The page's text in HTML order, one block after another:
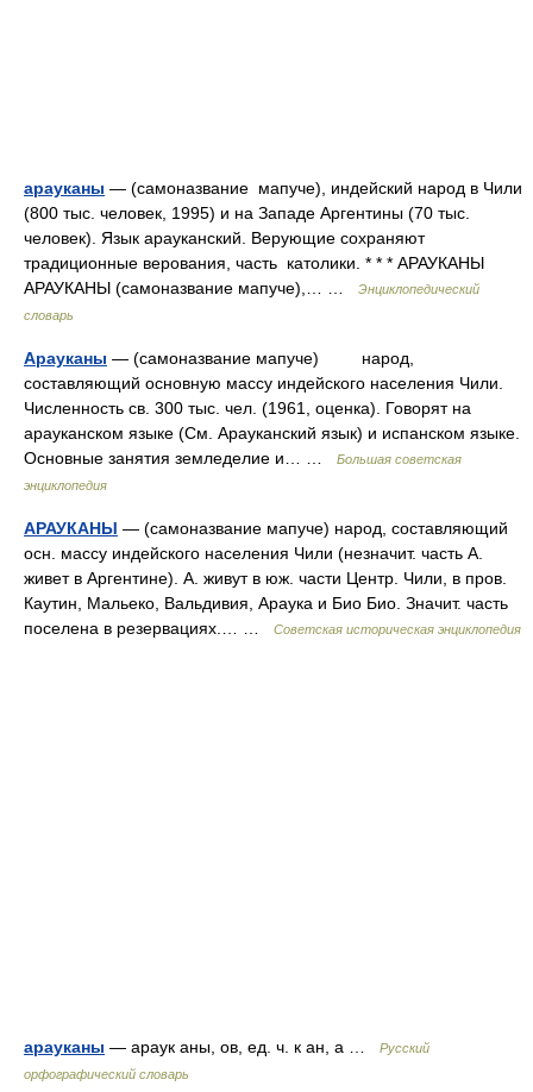
арауканы — (самоназвание мапуче), индейский народ в Чили
(800 тыс. человек, 1995) и на Западе Аргентины (70 тыс.
человек). Язык арауканский. Верующие сохраняют
традиционные верования, часть католики. * * * АРАУКАНЫ
АРАУКАНЫ (самоназвание мапуче),… …
Энциклопедический
словарь
Арауканы — (самоназвание мапуче) народ,
составляющий основную массу индейского населения Чили.
Численность св. 300 тыс. чел. (1961, оценка). Говорят на
арауканском языке (См. Арауканский язык) и испанском языке.
Основные занятия земледелие и… …
Большая советская
энциклопедия
АРАУКАНЫ — (самоназвание мапуче) народ, составляющий
осн. массу индейского населения Чили (незначит. часть А.
живет в Аргентине). А. живут в юж. части Центр. Чили, в пров.
Каутин, Мальеко, Вальдивия, Араука и Био Био. Значит. часть
поселена в резервациях.… …
Советская историческая энциклопедия
арауканы — араук аны, ов, ед. ч. к ан, а …
Русский
орфографический словарь